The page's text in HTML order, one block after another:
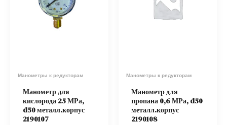
Манометры к редукторам
Манометр для
кислорода 25 МРа,
d50 металл.корпус
2190107
Манометры к редукторам
Манометр для
пропана 0,6 МРа, d50
металл.корпус
2190108